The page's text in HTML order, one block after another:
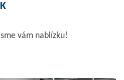
vám nablízku!